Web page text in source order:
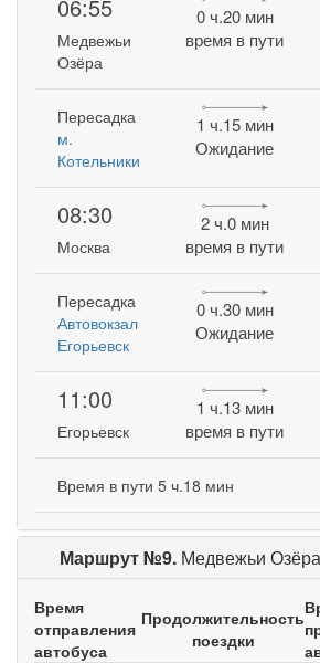
06:55
Медвежьи
Озёра
0 ч.20 мин
время в пути
Пересадка
м.
Котельники
1 ч.15 мин
Ожидание
08:30
Москва
2 ч.0 мин
время в пути
Пересадка
Автовокзал
Егорьевск
0 ч.30 мин
Ожидание
11:00
Егорьевск
1 ч.13 мин
время в пути
Время в пути 5 ч.18 мин
Маршрут №9. Медвежьи
Время
отправления
автобуса
Продолжительность
поездки